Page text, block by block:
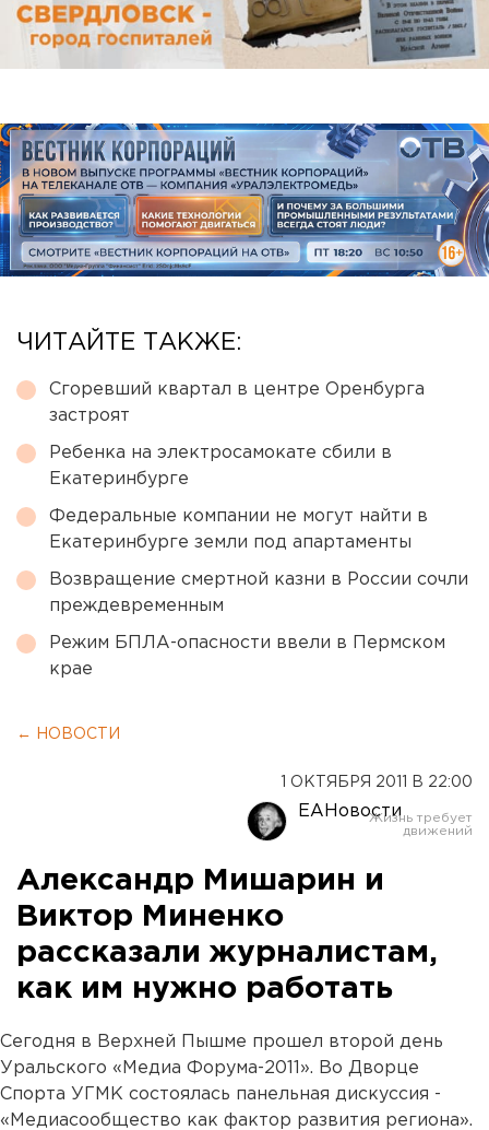
ЧИТАЙТЕ ТАКЖЕ:
Сгоревший квартал в центре Оренбурга
застроят
Ребенка на электросамокате сбили в
Екатеринбурге
Федеральные компании не могут найти в
Екатеринбурге земли под апартаменты
Возвращение смертной казни в России сочли
преждевременным
Режим БПЛА-опасности ввели в Пермском
крае
← НОВОСТИ
1 ОКТЯБРЯ 2011 В 22:00
ЕАНовости
Александр Мишарин и
Виктор Миненко
рассказали журналистам,
как им нужно работать
Сегодня в Верхней Пышме прошел второй день
Уральского «Медиа Форума-2011». Во Дворце
Спорта УГМК состоялась панельная дискуссия -
«Медиасообщество как фактор развития региона».